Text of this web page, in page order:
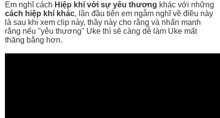
Em nghĩ cách Hiệp khí với sự yêu thương khác với những
cách hiệp khí khác, lần đầu tiên em ngẫm nghĩ về điều này
là sau khi xem clip này, thầy này cho rằng và nhấn mạnh
rằng nếu "yêu thương" Uke thì sẽ càng dễ làm Uke mất
thăng bằng hơn.